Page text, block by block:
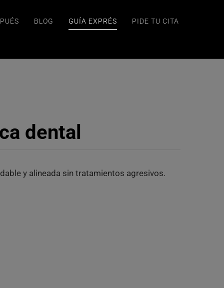
BLOG GUÍA EXPRÉS PIDE TU CITA
dental
y alineada sin tratamientos agresivos.